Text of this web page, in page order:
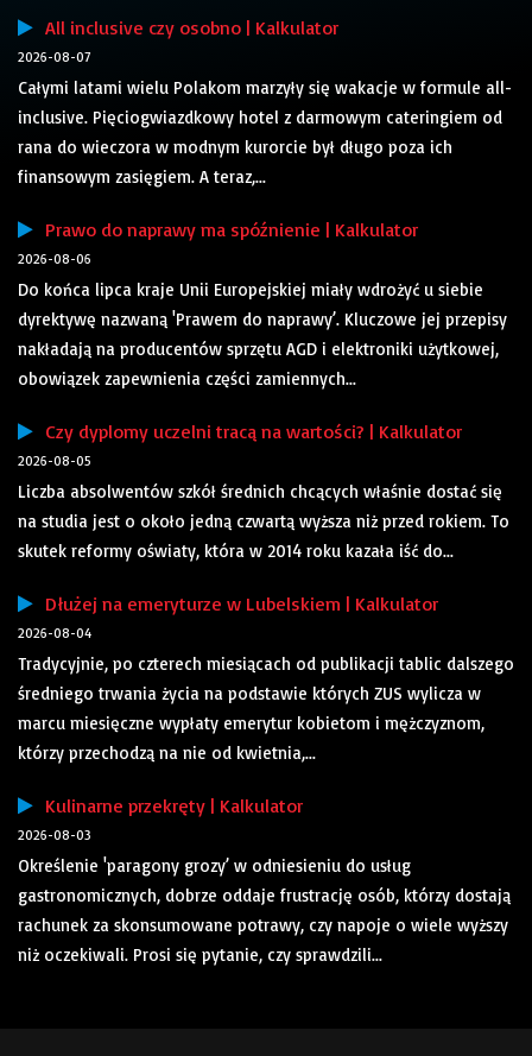
All inclusive czy osobno | Kalkulator
2026-08-07
Całymi latami wielu Polakom marzyły się wakacje w formule all-
inclusive. Pięciogwiazdkowy hotel z darmowym cateringiem od
rana do wieczora w modnym kurorcie był długo poza ich
finansowym zasięgiem. A teraz,...
Prawo do naprawy ma spóźnienie | Kalkulator
2026-08-06
Do końca lipca kraje Unii Europejskiej miały wdrożyć u siebie
dyrektywę nazwaną 'Prawem do naprawy’. Kluczowe jej przepisy
nakładają na producentów sprzętu AGD i elektroniki użytkowej,
obowiązek zapewnienia części zamiennych...
Czy dyplomy uczelni tracą na wartości? | Kalkulator
2026-08-05
Liczba absolwentów szkół średnich chcących właśnie dostać się
na studia jest o około jedną czwartą wyższa niż przed rokiem. To
skutek reformy oświaty, która w 2014 roku kazała iść do...
Dłużej na emeryturze w Lubelskiem | Kalkulator
2026-08-04
Tradycyjnie, po czterech miesiącach od publikacji tablic dalszego
średniego trwania życia na podstawie których ZUS wylicza w
marcu miesięczne wypłaty emerytur kobietom i mężczyznom,
którzy przechodzą na nie od kwietnia,...
Kulinarne przekręty | Kalkulator
2026-08-03
Określenie 'paragony grozy’ w odniesieniu do usług
gastronomicznych, dobrze oddaje frustrację osób, którzy dostają
rachunek za skonsumowane potrawy, czy napoje o wiele wyższy
niż oczekiwali. Prosi się pytanie, czy sprawdzili...